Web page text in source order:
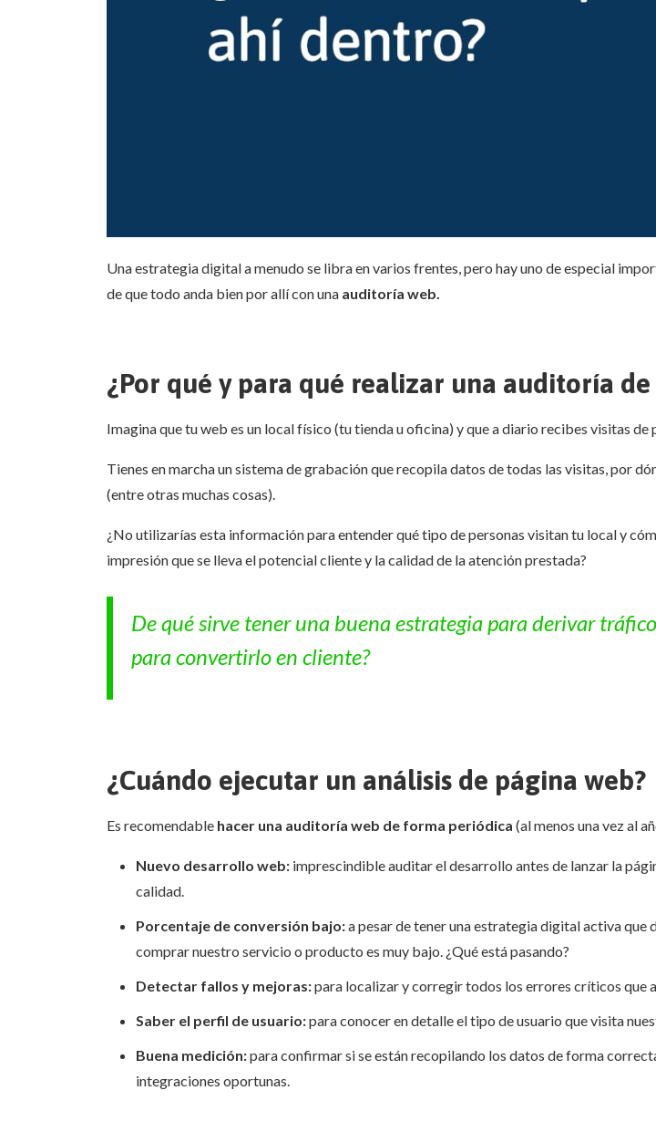
Una estrategia digital a menudo se libra en varios frentes, pero hay uno de especial
de que todo anda bien por allí con una auditoría web.
¿Por qué y para qué realizar una auditoría
Imagina que tu web es un local físico (tu tienda u oficina) y que a diario recibes visitas de
Tienes en marcha un sistema de grabación que recopila datos de todas las visitas, por
(entre otras muchas cosas).
¿No utilizarías esta información para entender qué tipo de personas visitan tu local y
impresión que se lleva el potencial cliente y la calidad de la atención prestada?
De qué sirve tener una buena estrategia para derivar
para convertirlo en cliente?
¿Cuándo ejecutar un análisis de página web?
Es recomendable hacer una auditoría web de forma periódica (al menos una vez al
Nuevo desarrollo web: imprescindible auditar el desarrollo antes de lanzar la
calidad.
Porcentaje de conversión bajo:a pesar de tener una estrategia digital activa
comprar nuestro servicio o producto es muy bajo. ¿Qué está pasando?
Detectar fallos y mejoras:para localizar y corregir todos los errores críticos que
Saber el perfil de usuario:para conocer en detalle el tipo de usuario que visita
Buena medición:para confirmar si se están recopilando los datos de forma
integraciones oportunas.